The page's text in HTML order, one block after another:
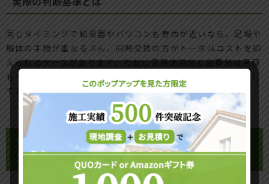
同じタイミングで給湯器やパワコンも寿命が近いなら、足場や
解体の手間が重なるぶん、同時交換の方がトータルコストを抑
えられるケースがあります。ただし保険適用分と自費分は見積
もりをきっちり分け、どこまでが事故による復旧かを明確にし
ておくことが大切です。
火災保険適用する前に絶対やっておくべき
5つのチェックポイント